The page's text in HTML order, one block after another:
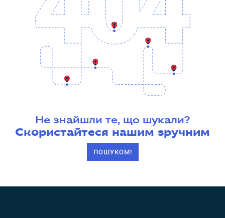
Не знайшли те, що шукали?
Скористайтеся нашим зручним
ПОШУКОМ!